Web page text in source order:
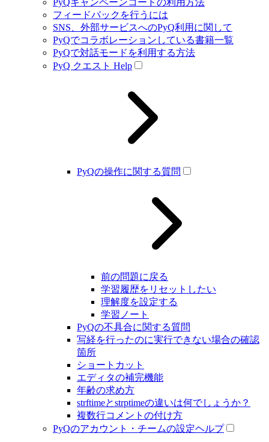
PyQキャンペーンコードの利用方法
フィードバックを行うには
SNS、外部サービスへのPyQ利用に関して
PyQでコラボレーションしている書籍一覧
PyQで対話モードを利用する方法
PyQ クエスト Help
PyQの操作に関する質問
前の問題に戻る
学習履歴をリセットしたい
理解度を設定する
学習ノート
PyQの不具合に関する質問
写経を行ったのに実行できない場合の確認
箇所
ショートカット
エディタの補完機能
年齢の求め方
strftimeとstrptimeの違いは何でしょうか？
複数行コメントの付け方
PyQのアカウント・チームの設定ヘルプ